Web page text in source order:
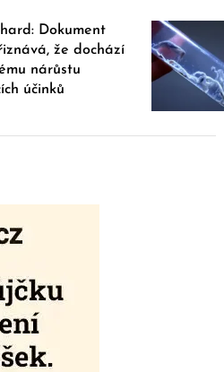
Dokument
že dochází
nárůstu
účinků